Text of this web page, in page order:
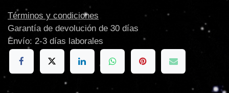
Términos y condiciones
Garantía de devolución de 30 días
Envío: 2-3 días laborales